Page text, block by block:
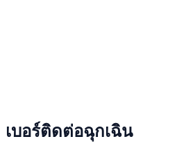
เบอร์ติดต่อฉุกเฉิน